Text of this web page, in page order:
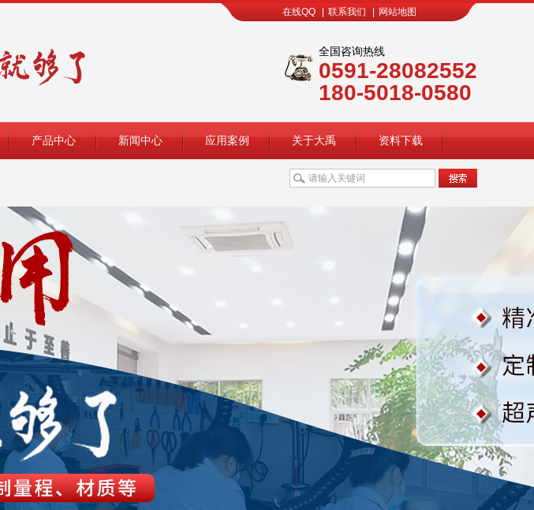
在线QQ 联系我们 网站地图
全国咨询热线
0591-28082552
180-5018-0580
产品中心 新闻中心 应用案例 关于大禹 资料下载